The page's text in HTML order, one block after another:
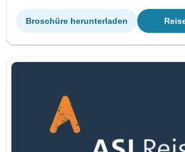
Broschüre herunterladen